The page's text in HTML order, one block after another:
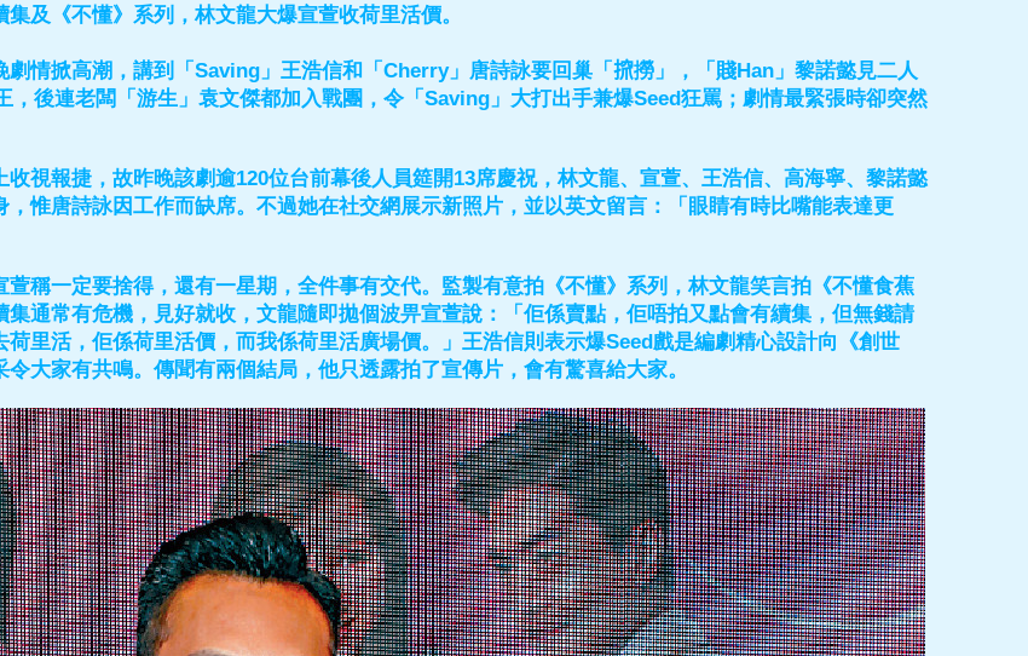
及《不懂》系列，林文龍大爆宣萱收荷里活價。
劇情掀高潮，講到「Saving」王浩信和「Cherry」唐詩詠要回巢「𢱑撈」，「賤Han」黎諾懿見二人
，後連老闆「游生」袁文傑都加入戰團，令「Saving」大打出手兼爆Seed狂罵；劇情最緊張時卻突然
報捷，故昨晚該劇逾120位台前幕後人員筵開13席慶祝，林文龍、宣萱、王浩信、高海寧、黎諾懿
，惟唐詩詠因工作而缺席。不過她在社交網展示新照片，並以英文留言：「眼睛有時比嘴能表達更
一定要捨得，還有一星期，全件事有交代。監製有意拍《不懂》系列，林文龍笑言拍《不懂食蕉
集通常有危機，見好就收，文龍隨即拋個波畀宣萱說：「佢係賣點，佢唔拍又點會有續集，但無錢請
荷里活，佢係荷里活價，而我係荷里活廣場價。」王浩信則表示爆Seed戲是編劇精心設計向《創世
大家有共鳴。傳聞有兩個結局，他只透露拍了宣傳片，會有驚喜給大家。